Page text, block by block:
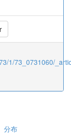
1/73_0731060/
分布